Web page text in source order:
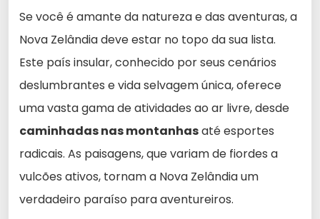
Se você é amante da natureza e das aventuras, a
Nova Zelândia deve estar no topo da sua lista.
Este país insular, conhecido por seus cenários
deslumbrantes e vida selvagem única, oferece
uma vasta gama de atividades ao ar livre, desde
caminhadas nas montanhasaté esportes
radicais. As paisagens, que variam de fiordes a
vulcões ativos, tornam a Nova Zelândia um
verdadeiro paraíso para aventureiros.